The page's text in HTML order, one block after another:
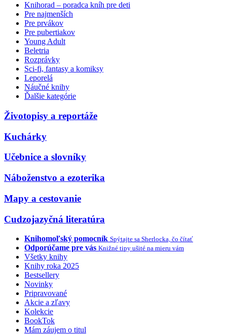
Knihorad – poradca kníh pre deti
Pre najmenších
Pre prvákov
Pre pubertiakov
Young Adult
Beletria
Rozprávky
Sci-fi, fantasy a komiksy
Leporelá
Náučné knihy
Ďalšie kategórie
Životopisy a reportáže
Kuchárky
Učebnice a slovníky
Náboženstvo a ezoterika
Mapy a cestovanie
Cudzojazyčná literatúra
Knihomoľský pomocník Spýtajte sa Sherlocka, čo čítať
Odporúčame pre vás Knižné tipy ušité na mieru vám
Všetky knihy
Knihy roka 2025
Bestsellery
Novinky
Pripravované
Akcie a zľavy
Kolekcie
BookTok
Mám záujem o titul